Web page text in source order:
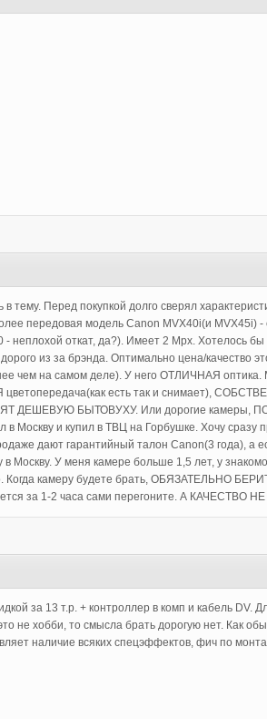
тему. Перед покупкой долго сверял
передовая модель Canon MVX40i(и MVX45i)
неплохой откат, да?). Имеет 2 Mpx. Хотелось
из за брэнда. Оптимально цена/качество
чем на самом деле). У него ОТЛИЧНАЯ
цветопередача(как есть так и снимает),
ДЕШЕВУЮ БЫТОВУХУ. Или дорогие камеры,
в Москву и купил в ТВЦ на Горбушке. Хочу
дают гарантийный талон Canon(3 года), а
Москву. У меня камере больше 1,5 лет, у
Когда камеру будете брать, ОБЯЗАТЕЛЬНО
за 1-2 часа сами перегоните. А КАЧЕСТВО
за 13 т.р. + контроллер в комп и кабель
не хобби, то смысла брать дорогую нет. Как
наличие всяких спецэффектов, фич по